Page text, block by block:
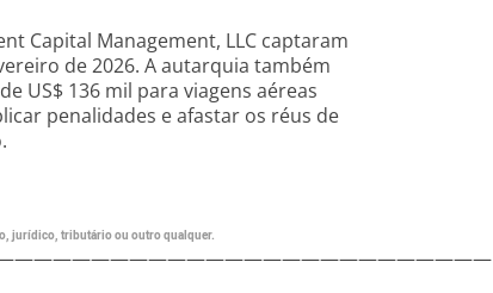
Capital Management, LLC captaram
de 2026. A autarquia também
US$ 136 mil para viagens aéreas
penalidades e afastar os réus de
jurídico, tributário ou outro qualquer.